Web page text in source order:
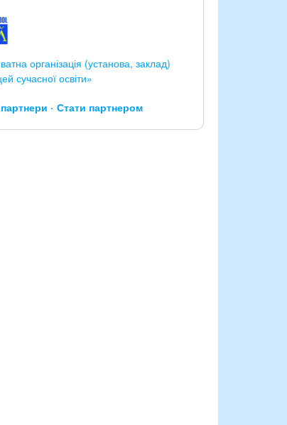
організація (установа, заклад)
сучасної освіти»
Стати партнером